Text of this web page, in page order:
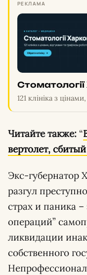
РЕКЛАМА
121 клініка з
Читайте также: “
вертолет,
Экс-губернатор
разгул
страх и паника
операций”
ликвидации
собственного